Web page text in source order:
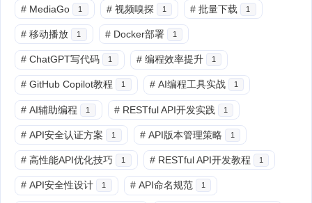
# MediaGo 1 # 视频嗅探 1 # 批量下载 1
# 移动播放 1 # Docker部署 1
# ChatGPT写代码 1 # 编程效率提升 1
# GitHub Copilot教程 1 # AI编程工具实战 1
# AI辅助编程 1 # RESTful API开发实践 1
# API安全认证方案 1 # API版本管理策略 1
# 高性能API优化技巧 1 # RESTful API开发教程 1
# API安全性设计 1 # API命名规范 1